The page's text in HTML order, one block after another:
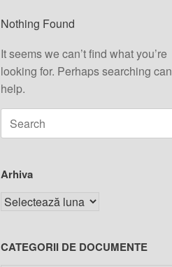
Nothing Found
It seems we can’t find what you’re
looking for. Perhaps searching can
help.
Arhiva
CATEGORII DE DOCUMENTE